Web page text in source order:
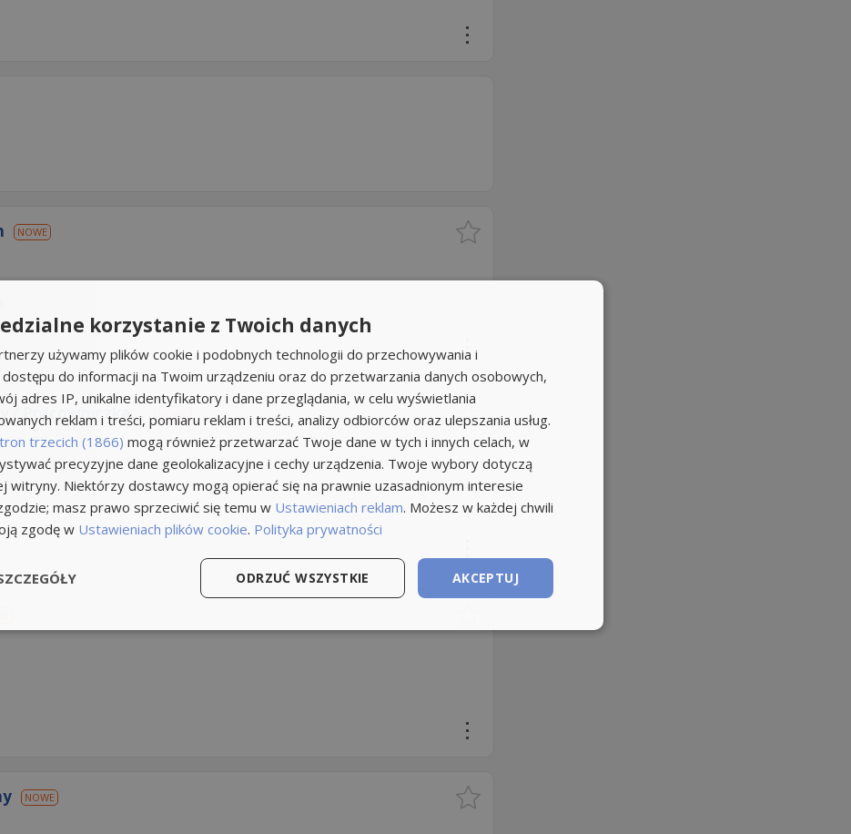
NOWE
/ Pracowniczka... NOWE
budowlany Pracownik remontowo budowlany
Pracownik
NOWE
korzystanie z Twoich danych
używamy plików cookie i podobnych technologii do przechowywania i
dostępu do informacji na Twoim urządzeniu oraz do przetwarzania danych osobowych,
adres IP, unikalne identyfikatory i dane przeglądania, w celu wyświetlania
reklam i treści, pomiaru reklam i treści, analizy odbiorców oraz ulepszania usług.
trzecich (1866) mogą również przetwarzać Twoje dane w tych i innych celach, w
precyzyjne dane geolokalizacyjne i cechy urządzenia. Twoje wybory dotyczą
witryny. Niektórzy dostawcy mogą opierać się na prawnie uzasadnionym interesie
masz prawo sprzeciwić się temu w Ustawieniach reklam. Możesz w każdej chwili
zgodę w Ustawieniach plików cookie. Polityka prywatności
AKCEPTUJ
ODRZUĆ WSZYSTKIE